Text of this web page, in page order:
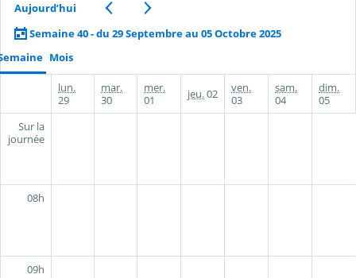
Aujourd’hui
Semaine 40 - du 29 Septembre au 05 Octobre 2025
Mois
lun.
29
mar.
30
mer.
01
jeu.02
ven.
03
sam.
04
dim.
05
Sur la
journée
08h
09h